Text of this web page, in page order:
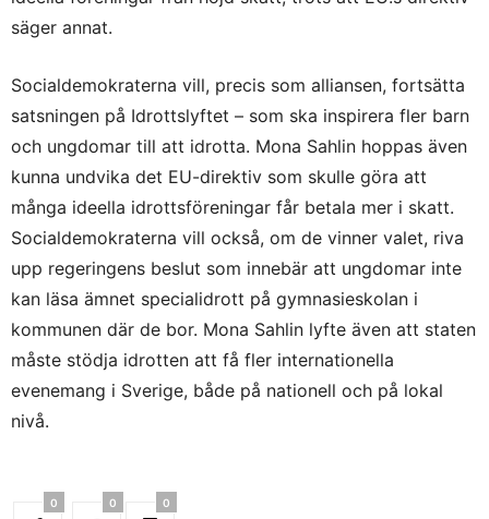
säger annat.
Socialdemokraterna vill, precis som alliansen, fortsätta
satsningen på Idrottslyftet – som ska inspirera fler barn
och ungdomar till att idrotta. Mona Sahlin hoppas även
kunna undvika det EU-direktiv som skulle göra att
många ideella idrottsföreningar får betala mer i skatt.
Socialdemokraterna vill också, om de vinner valet, riva
upp regeringens beslut som innebär att ungdomar inte
kan läsa ämnet specialidrott på gymnasieskolan i
kommunen där de bor. Mona Sahlin lyfte även att staten
måste stödja idrotten att få fler internationella
evenemang i Sverige, både på nationell och på lokal
nivå.
0 0 0